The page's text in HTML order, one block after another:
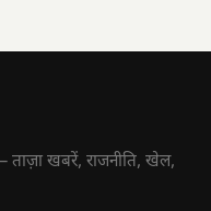
ताज़ा खबरें, राजनीति, खेल,